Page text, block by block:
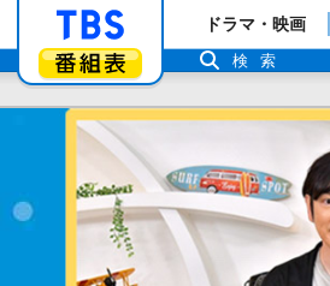
「TBSテレビ」ト
番組表
ドラマ・映画
検索